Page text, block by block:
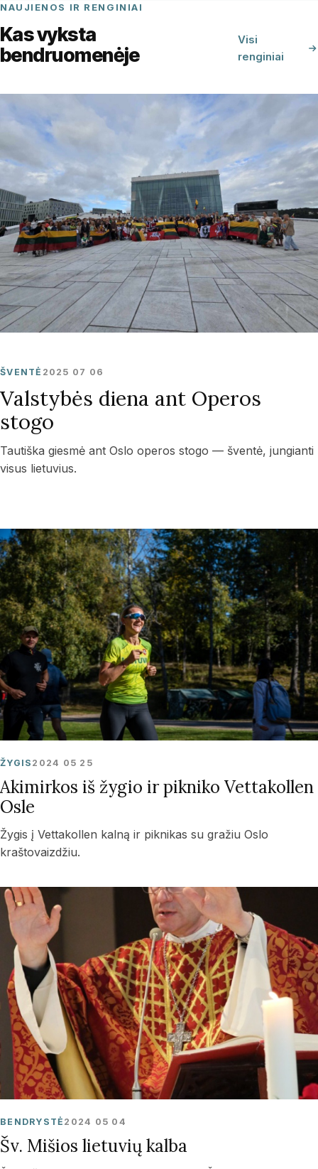
NAUJIENOS IR RENGINIAI
Kas vyksta
bendruomenėje
Visi
renginiai
ŠVENTĖ 2025 07 06
Valstybės diena ant Operos
stogo
Tautiška giesmė ant Oslo operos stogo — šventė, jungianti
visus lietuvius.
ŽYGIS 2024 05 25
Akimirkos iš žygio ir pikniko Vettakollen
Osle
Žygis į Vettakollen kalną ir piknikas su gražiu Oslo
kraštovaizdžiu.
BENDRYSTĖ 2024 05 04
Šv. Mišios lietuvių kalba